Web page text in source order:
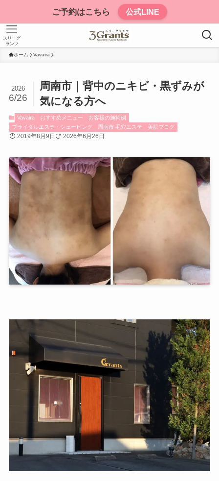
ご予約はこちら 公式LINE
スリーグ
ランツ
ホーム Vavaira
周南市｜背中のニキビ・黒ずみが
気になる方へ
2026
6/26
Vavaira おすすめメニュー
お客様の施術例
ブライダルエステ・シェービング
周南市 毛穴エステ 美肌ブログ
2019年8月9日 2026年6月26日